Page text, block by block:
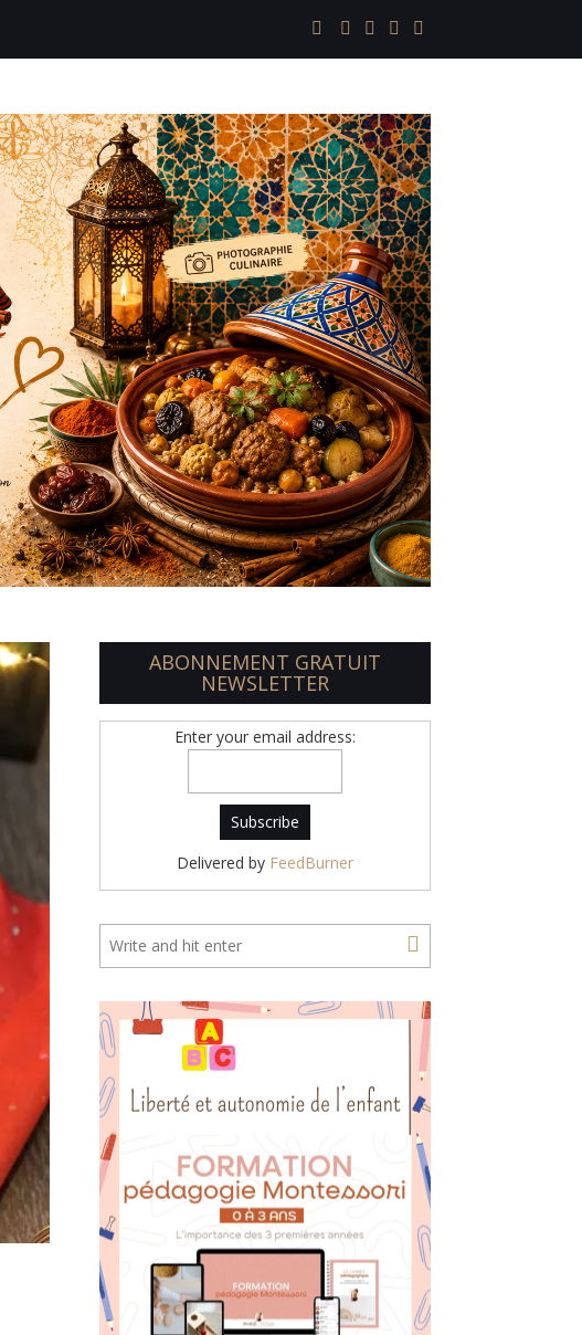
ABONNEMENT GRATUIT
NEWSLETTER
Enter your email address:
Delivered by FeedBurner